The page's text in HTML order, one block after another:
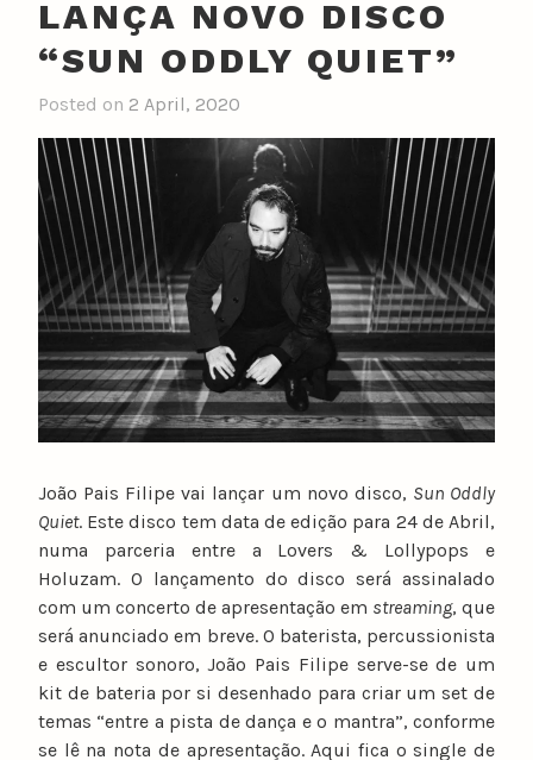
LANÇA NOVO DISCO
“SUN ODDLY QUIET”
Posted on 2 April, 2020
y
n
u
n
o
a
r
i
n
João Pais Filipe vai lançar um novo disco, Sun Oddly
Quiet. Este disco tem data de edição para 24 de Abril,
numa parceria entre a Lovers & Lollypops e
Holuzam. O lançamento do disco será assinalado
com um concerto de apresentação em streaming, que
será anunciado em breve. O baterista, percussionista
e escultor sonoro, João Pais Filipe serve-se de um
kit de bateria por si desenhado para criar um set de
temas “entre a pista de dança e o mantra”, conforme
se lê na nota de apresentação. Aqui fica o single de